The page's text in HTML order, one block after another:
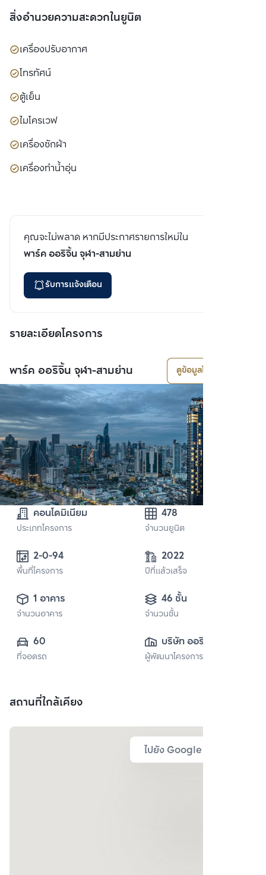
สิ่งอำนวยความสะดวกในยูนิต
เครื่องปรับอากาศ
โทรทัศน์
ตู้เย็น
ไมโครเวฟ
เครื่องซักผ้า
เครื่องทำน้ำอุ่น
คุณจะไม่พลาด หากมีประกาศรายการใหม่ใน
พาร์ค ออริจิ้น จุฬา-สามย่าน
รับการแจ้งเตือน
รายละเอียดโครงการ
พาร์ค ออริจิ้น จุฬา-สามย่าน ดูข้อมูลโครงการ
คอนโดมิเนียม
ประเภทโครงการ
478
จำนวนยูนิต
2-0-94
พื้นที่โครงการ
2022
ปีที่แล้วเสร็จ
1 อาคาร
จำนวนอาคาร
46 ชั้น
จำนวนชั้น
60
ที่จอดรถ
บริษัท ออริจิ้น
พร็อพเพอร์ตี้ จำกัด
ผู้พัฒนาโครงการ
สถานที่ใกล้เคียง
ไปยัง Google Map